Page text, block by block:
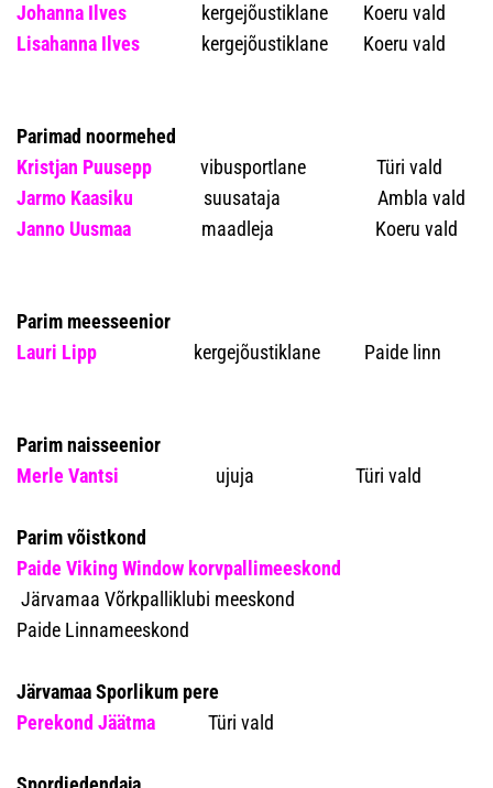
Johanna Ilves
kergejõustiklane Koeru vald
Lisahanna Ilves kergejõustiklane Koeru vald
Parimad noormehed
Kristjan Puusepp vibusportlane Türi vald
Jarmo Kaasiku suusataja Ambla vald
Janno Uusmaa maadleja Koeru vald
Parim meesseenior
Lauri Lipp
kergejõustiklane Paide linn
Parim naisseenior
Merle Vantsi
ujuja Türi vald
Parim võistkond
Paide Viking Window korvpallimeeskond
Järvamaa Võrkpalliklubi meeskond
Paide Linnameeskond
Järvamaa Sporlikum pere
Perekond Jäätma Türi vald